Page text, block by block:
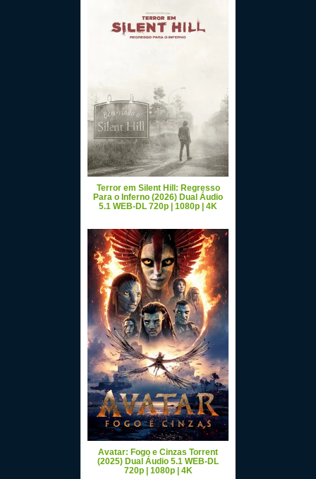
Terror em Silent Hill: Regresso
Para o Inferno (2026) Dual Áudio
5.1 WEB-DL 720p | 1080p | 4K
Avatar: Fogo e Cinzas Torrent
(2025) Dual Áudio 5.1 WEB-DL
720p | 1080p | 4K